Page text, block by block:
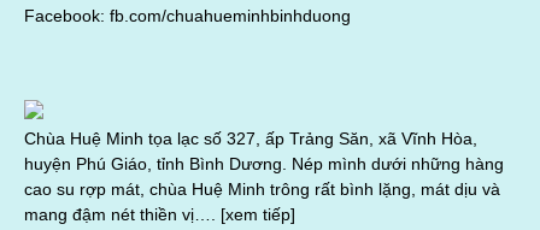
Facebook: fb.com/chuahueminhbinhduong
Chùa Huệ Minh tọa lạc số 327, ấp Trảng Săn, xã Vĩnh Hòa,
huyện Phú Giáo, tỉnh Bình Dương. Nép mình dưới những hàng
cao su rợp mát, chùa Huệ Minh trông rất bình lặng, mát dịu và
mang đậm nét thiền vị…. [xem tiếp]